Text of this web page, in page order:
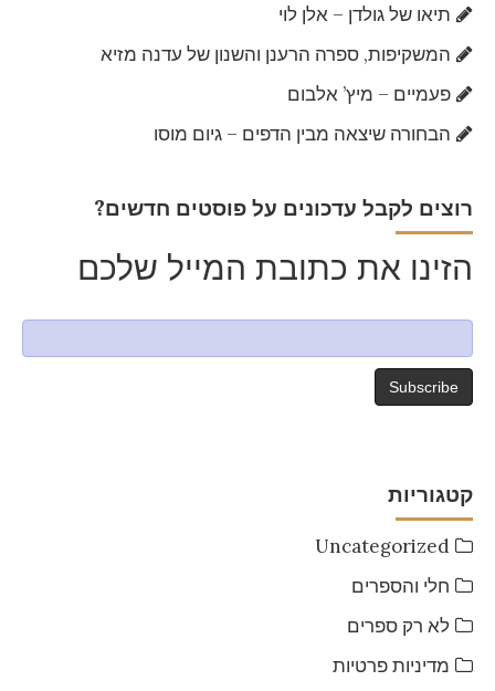
תיאו של גולדן – אלן לוי
המשקיפות, ספרה הרענן והשנון של עדנה מזיא
פעמיים – מיץ’ אלבום
הבחורה שיצאה מבין הדפים – גיום מוסו
?רוצים לקבל עדכונים על פוסטים חדשים
הזינו את כתובת המייל שלכם
קטגוריות
Uncategorized
חלי והספרים
לא רק ספרים
מדיניות פרטיות